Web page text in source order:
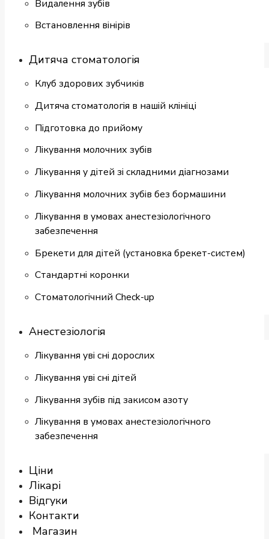
Видалення зубів
Встановлення вінірів
Дитяча стоматологія
Клуб здорових зубчиків
Дитяча стоматологія в нашій клініці
Підготовка до прийому
Лікування молочних зубів
Лікування у дітей зі складними діагнозами
Лікування молочних зубів без бормашини
Лікування в умовах анестезіологічного
забезпечення
Брекети для дітей (установка брекет-систем)
Cтандартні коронки
Стоматологiчний Check-up
Анестезіологія
Лікування уві сні дорослих
Лікування уві сні дітей
Лікування зубів під закисом азоту
Лікування в умовах анестезіологічного
забезпечення
Ціни
Лікарі
Відгуки
Контакти
Магазин